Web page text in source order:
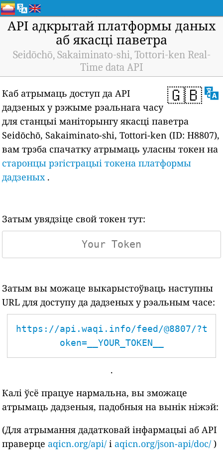
API адкрытай платформы даных
аб якасці паветра
Seidōchō, Sakaiminato-shi, Tottori-ken Real-
Time data API
🇬🇧
Каб атрымаць доступ да API
дадзеных у рэжыме рэальнага часу
для станцыі маніторынгу якасці паветра
Seidōchō, Sakaiminato-shi, Tottori-ken (ID: H8807),
вам трэба спачатку атрымаць уласны токен на
старонцы рэгістрацыі токена платформы
дадзеных.
Затым увядзіце свой токен тут:
Затым вы можаце выкарыстоўваць наступны
URL для доступу да дадзеных у рэальным часе:
https://api.waqi.info/feed/@8807/?t
oken=__YOUR_TOKEN__
.
Калі ўсё працуе нармальна, вы зможаце
атрымаць дадзеныя, падобныя на вынік ніжэй:
(Для атрымання дадатковай інфармацыі аб API
праверце aqicn.org/api/ і aqicn.org/json-api/doc/ )